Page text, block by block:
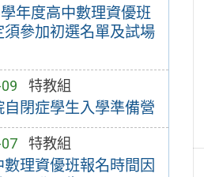
年度高中數理資優班
須參加初選名單及試場
特教組
自閉症學生入學準備營
特教組
數理資優班報名時間因